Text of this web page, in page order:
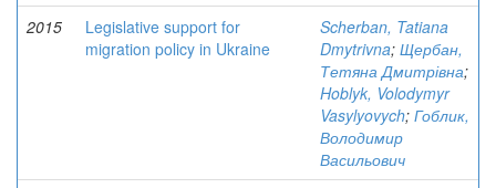
2015
Legislative support for
migration policy in Ukraine
Scherban, Tatiana
Dmytrivna; Щербан,
Тетяна Дмитрівна;
Hoblyk, Volodymyr
Vasylyovych; Гоблик,
Володимир
Васильович